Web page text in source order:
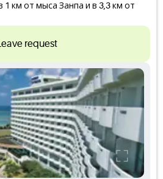
1 км от мыса Занпа и в 3,3 км от
request